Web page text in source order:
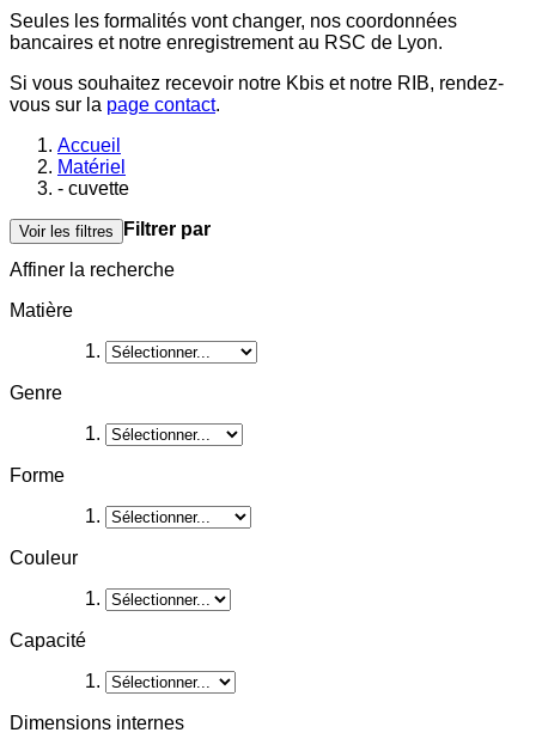
Seules les formalités vont changer, nos coordonnées
bancaires et notre enregistrement au RSC de Lyon.
Si vous souhaitez recevoir notre Kbis et notre RIB, rendez-
vous sur la page contact.
Accueil
Matériel
- cuvette
Voir les filtres
Filtrer par
Affiner la recherche
Matière
Genre
Forme
Couleur
Capacité
Dimensions internes